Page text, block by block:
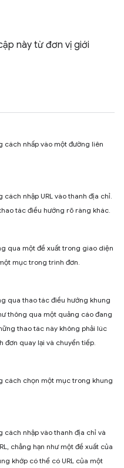
này từ đơn vị giới
cách nhấp vào một đường liên
nhập URL vào thanh địa chỉ.
tác điều hướng rõ ràng khác.
qua một đề xuất trong giao diện
mục trong trình đơn.
qua thao tác điều hướng khung
thông qua một quảng cáo đang
thao tác này không phải lúc
quay lại và chuyển tiếp.
cách chọn một mục trong khung
nhập vào thanh địa chỉ và
chẳng hạn như một đề xuất của
khớp có thể có URL của một